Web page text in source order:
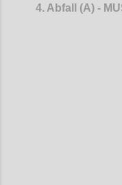
4. Abfall (A) -